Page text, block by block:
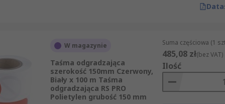
W magazynie
Taśma odgradzająca
szerokość 150mm Czerwony,
Biały x 100 m Taśma
odgradzająca RS PRO
Polietylen grubość 150 mm
Suma częściowa (1
485,08 zł(bez VAT)
Ilość